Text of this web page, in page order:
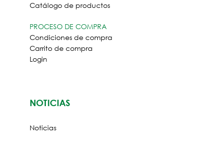
Catálogo de productos
PROCESO DE COMPRA
Condiciones de compra
Carrito de compra
Login
NOTICIAS
Noticias